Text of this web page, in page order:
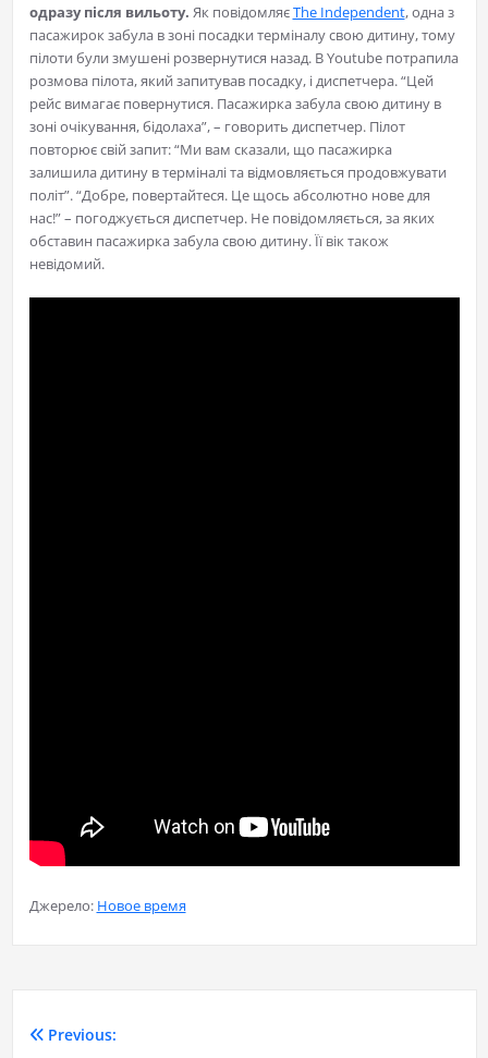
одразу після вильоту. Як повідомляєThe Independent, одна з
пасажирок забула в зоні посадки терміналу свою дитину, тому
пілоти були змушені розвернутися назад. В Youtube потрапила
розмова пілота, який запитував посадку, і диспетчера. “Цей
рейс вимагає повернутися. Пасажирка забула свою дитину в
зоні очікування, бідолаха”, – говорить диспетчер. Пілот
повторює свій запит: “Ми вам сказали, що пасажирка
залишила дитину в терміналі та відмовляється продовжувати
політ”. “Добре, повертайтеся. Це щось абсолютно нове для
нас!” – погоджується диспетчер. Не повідомляється, за яких
обставин пасажирка забула свою дитину. Її вік також
невідомий.
Джерело: Новое время
Previous: